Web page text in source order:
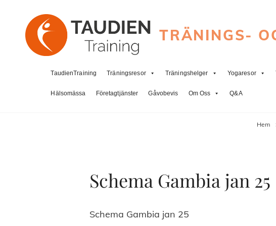
TRÄNINGS-
TaudienTraining Träningsresor Träningshelger Yogaresor
Hälsomässa Företagtjänster Gåvobevis Om Oss Q&A
Hem
Schema Gambia jan 25
Schema Gambia jan 25